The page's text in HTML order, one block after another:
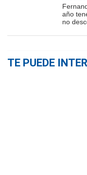
año
no
TE PUEDE